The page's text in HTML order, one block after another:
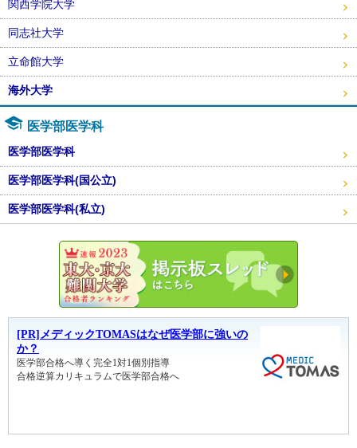
関西学院大学
同志社大学
立命館大学
海外大学
医学部医学科
医学部医学科
医学部医学科(国公立)
医学部医学科(私立)